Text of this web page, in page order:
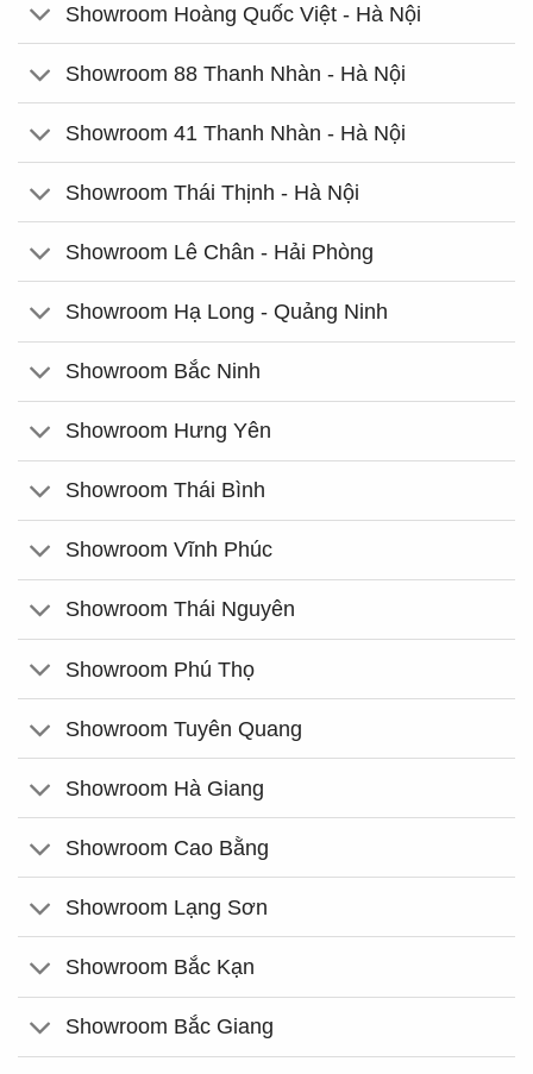
Showroom Hoàng Quốc Việt - Hà Nội
Showroom 88 Thanh Nhàn - Hà Nội
Showroom 41 Thanh Nhàn - Hà Nội
Showroom Thái Thịnh - Hà Nội
Showroom Lê Chân - Hải Phòng
Showroom Hạ Long - Quảng Ninh
Showroom Bắc Ninh
Showroom Hưng Yên
Showroom Thái Bình
Showroom Vĩnh Phúc
Showroom Thái Nguyên
Showroom Phú Thọ
Showroom Tuyên Quang
Showroom Hà Giang
Showroom Cao Bằng
Showroom Lạng Sơn
Showroom Bắc Kạn
Showroom Bắc Giang